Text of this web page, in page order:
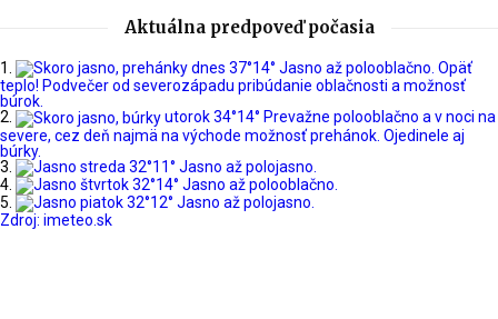
Aktuálna predpoveď počasia
dnes 37°14° Jasno až polooblačno. Opäť
teplo! Podvečer od severozápadu pribúdanie oblačnosti a možnosť
búrok.
utorok34°14° Prevažne polooblačno a v noci na
severe, cez deň najmä na východe možnosť prehánok. Ojedinele aj
búrky.
streda 32°11° Jasno až polojasno.
štvrtok32°14° Jasno až polooblačno.
piatok32°12° Jasno až polojasno.
Zdroj: imeteo.sk